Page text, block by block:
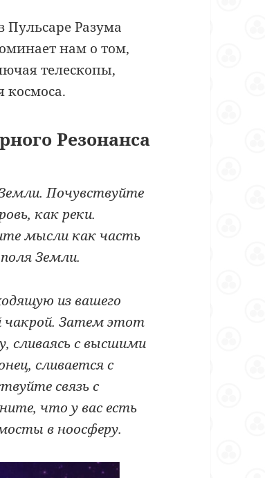
Пульсаре Разума
нам о том,
телескопы,
космоса.
Резонанса
Почувствуйте
как реки.
мысли как часть
Земли.
из вашего
чакрой. Затем этот
сливаясь с высшими
сливается с
связь с
что у вас есть
в ноосферу.